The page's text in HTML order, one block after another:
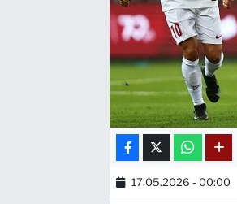
17.05.2026 - 00:00